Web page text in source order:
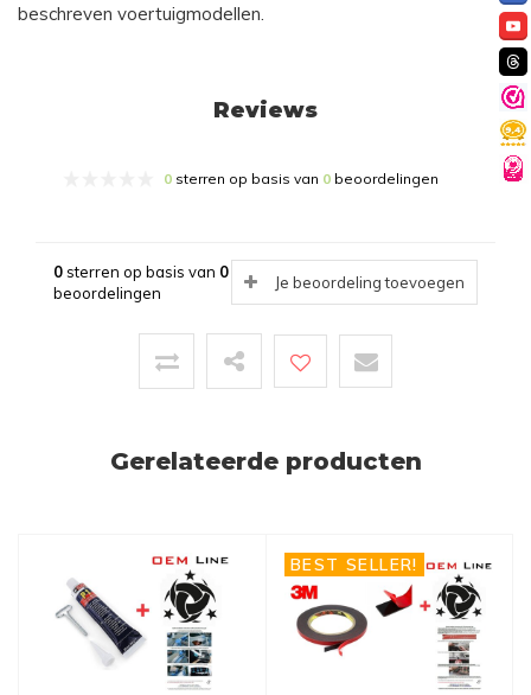
beschreven voertuigmodellen.
Reviews
0 sterren op basis van 0 beoordelingen
0sterren op basis van 0
beoordelingen
Je beoordeling toevoegen
Gerelateerde producten
BEST SELLER!